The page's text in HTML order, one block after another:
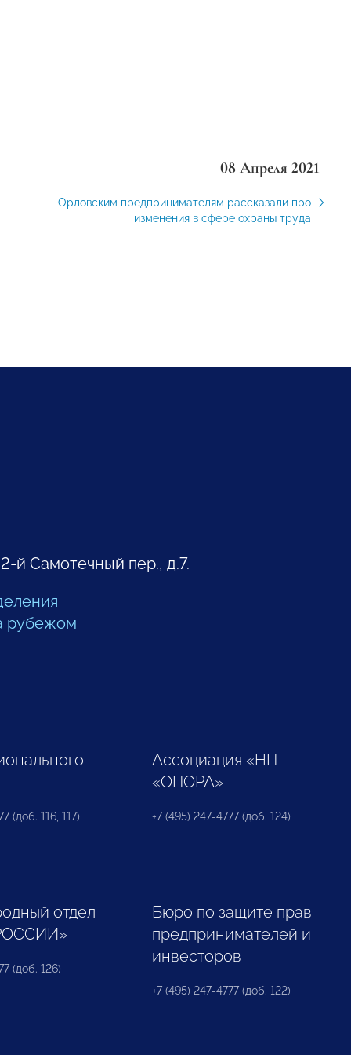
08 Апреля 2021
Орловским предпринимателям рассказали про
изменения в сфере охраны труда
й Самотечный пер., д.7.
рубежом
(доб. 116, 117)
Ассоциация «НП
«ОПОРА»
+7 (495) 247-4777 (доб. 124)
отдел
(доб. 126)
Бюро по защите прав
предпринимателей и
инвесторов
+7 (495) 247-4777 (доб. 122)